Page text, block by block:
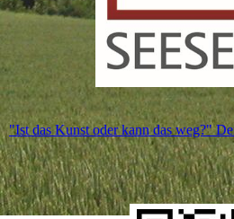
"Ist das Kunst oder kann das weg?"